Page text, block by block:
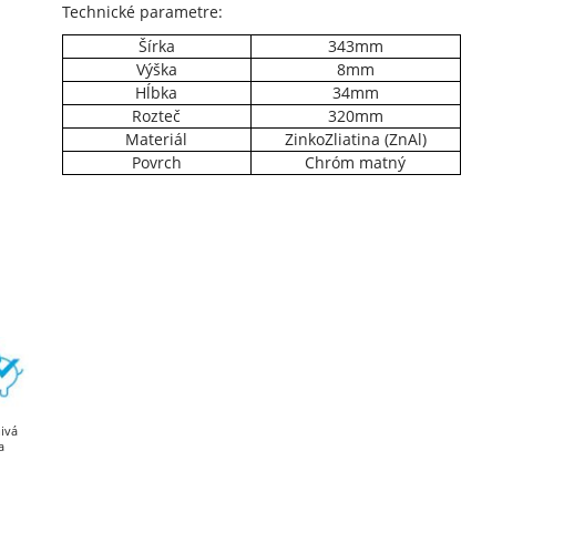
Technické parametre:
Šírka
343mm
Výška
8mm
Hĺbka
34mm
Rozteč
320mm
Materiál
ZinkoZliatina (ZnAl)
Povrch
Chróm matný